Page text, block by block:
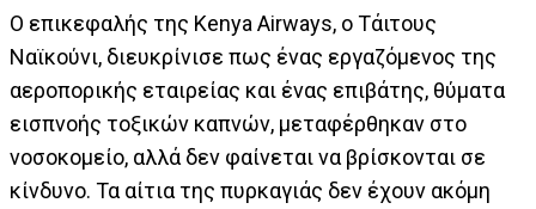
Ο επικεφαλής της Kenya Airways, ο Τάιτους
Ναϊκούνι, διευκρίνισε πως ένας εργαζόμενος της
αεροπορικής εταιρείας και ένας επιβάτης, θύματα
εισπνοής τοξικών καπνών, μεταφέρθηκαν στο
νοσοκομείο, αλλά δεν φαίνεται να βρίσκονται σε
κίνδυνο. Τα αίτια της πυρκαγιάς δεν έχουν ακόμη